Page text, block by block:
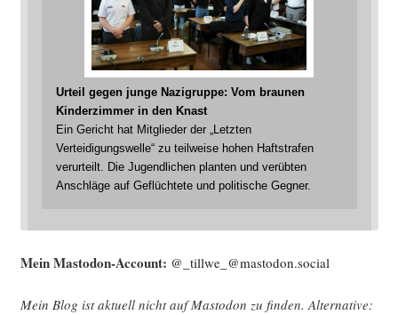
Urteil gegen junge Nazigruppe: Vom braunen
Kinderzimmer in den Knast
Ein Gericht hat Mitglieder der „Letzten
Verteidigungswelle“ zu teilweise hohen Haftstrafen
verurteilt. Die Jugendlichen planten und verübten
Anschläge auf Geflüchtete und politische Gegner.
Mein Mast­o­don-Account: @_tillwe_@mastodon.social
Mein Blog ist aktu­ell nicht auf Mast­o­don zu fin­den. Alter­na­ti­ve: